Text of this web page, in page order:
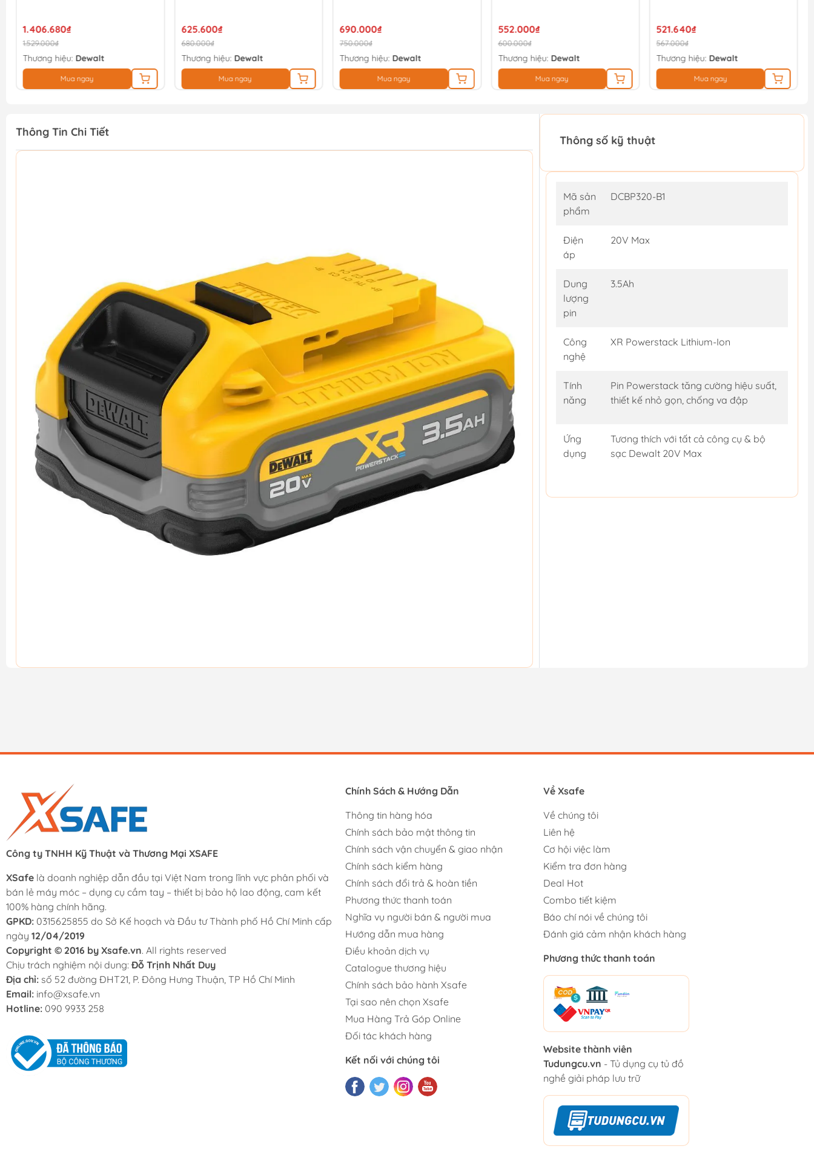
1.406.680₫
1.529.000₫
Thương hiệu: Dewalt
Mua ngay
625.600₫
680.000₫
Thương hiệu: Dewalt
Mua ngay
690.000₫
750.000₫
Thương hiệu: Dewalt
Mua ngay
552.000₫
600.000₫
Thương hiệu: Dewalt
Mua ngay
521.640₫
567.000₫
Thương hiệu: Dewalt
Mua ngay
Thông Tin Chi Tiết
Thông số kỹ thuật
Mã sản
phẩm
DCBP320-B1
Điện
áp
20V Max
Dung
lượng
pin
3.5Ah
Công
nghệ
XR Powerstack Lithium-Ion
Tính
năng
Pin Powerstack tăng cường hiệu suất,
thiết kế nhỏ gọn, chống va đập
Ứng
dụng
Tương thích với tất cả công cụ & bộ
sạc Dewalt 20V Max
Công ty TNHH Kỹ Thuật và Thương Mại XSAFE
XSafe là doanh nghiệp dẫn đầu tại Việt Nam trong lĩnh vực phân phối và
bán lẻ máy móc – dụng cụ cầm tay – thiết bị bảo hộ lao động, cam kết
100% hàng chính hãng.
GPKD: 0315625855 do Sở Kế hoạch và Đầu tư Thành phố Hồ Chí Minh cấp
ngày 12/04/2019
Copyright © 2016 by Xsafe.vn. All rights reserved
Chịu trách nghiệm nội dung: Đỗ Trịnh Nhất Duy
Địa chỉ: số 52 đường ĐHT21, P. Đông Hưng Thuận, TP Hồ Chí Minh
Email: info@xsafe.vn
Hotline: 090 9933 258
Chính Sách & Hướng Dẫn
Thông tin hàng hóa
Chính sách bảo mật thông tin
Chính sách vận chuyển & giao nhận
Chính sách kiểm hàng
Chính sách đổi trả & hoàn tiền
Phương thức thanh toán
Nghĩa vụ người bán & người mua
Hướng dẫn mua hàng
Điều khoản dịch vụ
Catalogue thương hiệu
Chính sách bảo hành Xsafe
Tại sao nên chọn Xsafe
Mua Hàng Trả Góp Online
Đối tác khách hàng
Kết nối với chúng tôi
Về Xsafe
Về chúng tôi
Liên hệ
Cơ hội việc làm
Kiểm tra đơn hàng
Deal Hot
Combo tiết kiệm
Báo chí nói về chúng tôi
Đánh giá cảm nhận khách hàng
Phương thức thanh toán
Website thành viên
Tudungcu.vn - Tủ dụng cụ tủ đồ
nghề giải pháp lưu trữ